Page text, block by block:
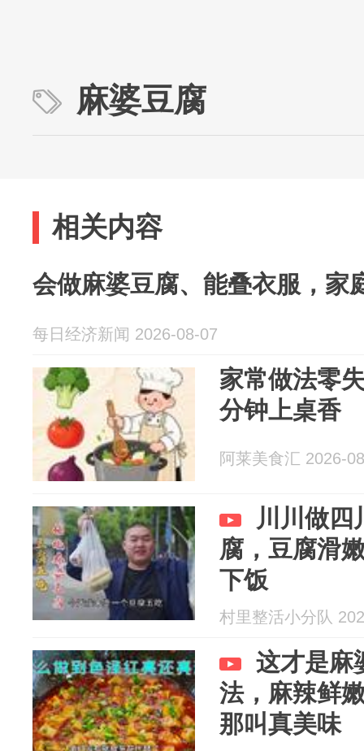
麻婆豆腐
相关内容
会做麻婆豆腐、能叠衣服，家
每日经济新闻 2026-08-07
家常做法零
分钟上桌香
阿莱美食汇 2026-
川川做四
腐，豆腐滑
下饭
村里整活小分队
这才是麻
法，麻辣鲜
那叫真美味